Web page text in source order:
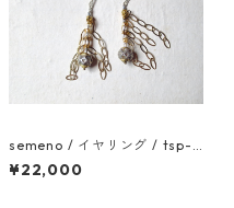
semeno / イヤリング / tsp-0
8 / 23ss
¥22,000